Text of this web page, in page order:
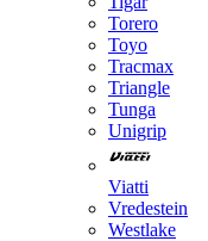
Torero
Toyo
Tracmax
Triangle
Tunga
Unigrip
Viatti
Vredestein
Westlake